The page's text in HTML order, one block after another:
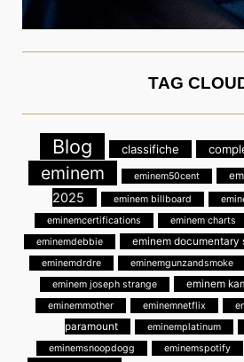
TAG
Blog classifiche
eminem eminem50cent
2025
eminem billboard
eminemcertifications
eminem charts
eminemdebbie eminem documentary
eminemdrdre
eminemgunzandsmoke
eminem joseph strange
eminem
eminemmother
eminemnetflix
paramount
eminemplatinum
eminemsnoopdogg
eminemspotify